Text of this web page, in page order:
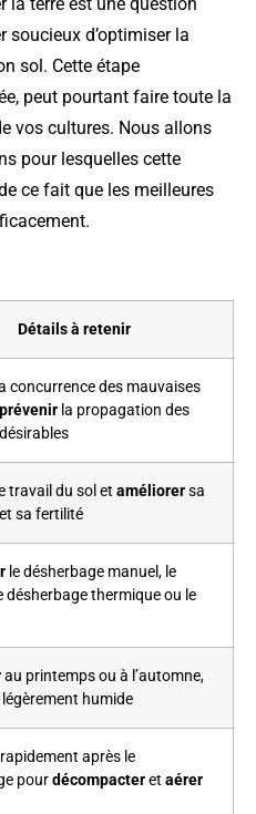
soucieux d’optimiser la
sol. Cette étape
peut pourtant faire toute la
vos cultures. Nous allons
pour lesquelles cette
ce fait que les meilleures
Détails à retenir
concurrence des mauvaises
prévenir la propagation des
travail du sol et améliorersa
sa fertilité
le désherbage manuel, le
désherbage thermique ou le
au printemps ou à l’automne,
humide
rapidement après le
pourdécompacteret aérer